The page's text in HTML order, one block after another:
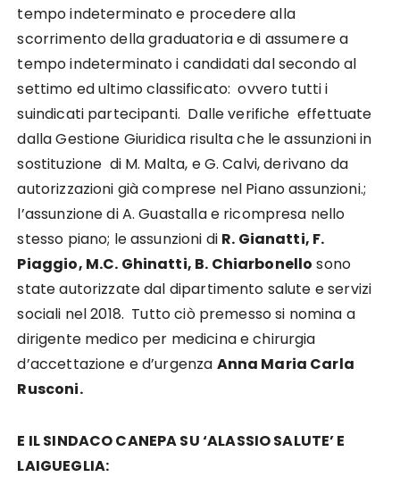
tempo indeterminato e procedere alla
scorrimento della graduatoria e di assumere a
tempo indeterminato i candidati dal secondo al
settimo ed ultimo classificato: ovvero tutti i
suindicati partecipanti. Dalle verifiche effettuate
dalla Gestione Giuridica risulta che le assunzioni in
sostituzione di M. Malta, e G. Calvi, derivano da
autorizzazioni già comprese nel Piano assunzioni.;
l’assunzione di A. Guastalla e ricompresa nello
stesso piano; le assunzioni di R. Gianatti, F.
Piaggio, M.C. Ghinatti, B. Chiarbonello sono
state autorizzate dal dipartimento salute e servizi
sociali nel 2018. Tutto ciò premesso si nomina a
dirigente medico per medicina e chirurgia
d’accettazione e d’urgenza Anna Maria Carla
Rusconi.
E IL SINDACO CANEPA SU ‘ALASSIO SALUTE’ E
LAIGUEGLIA: